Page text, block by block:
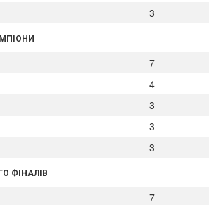
3
7
4
3
3
3
ФІНАЛІВ
7